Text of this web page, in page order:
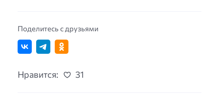
Поделитесь с друзьями
Нравится: 31